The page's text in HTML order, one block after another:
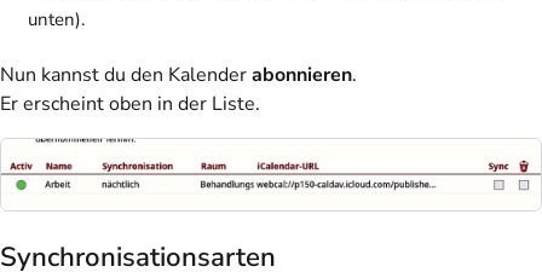
unten).
Nun kannst du den Kalenderabonnieren.
Er erscheint oben in der Liste.
Synchronisationsarten